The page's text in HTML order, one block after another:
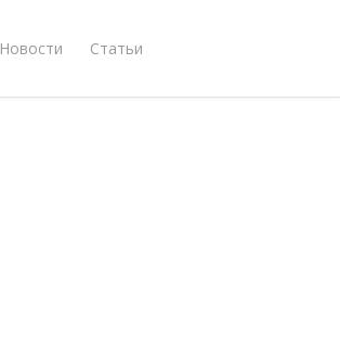
Новости Статьи